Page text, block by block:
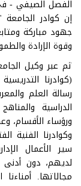
الفصل الصيفي -
إن كوادر
جهود مباركة
وقوة الإرادة
ثم عبر وكيل
(كوادرنا
رسالة العلم
الدراسية
ورؤساء الأقسام،
وكوادرنا الفنية
سير الأعمال
لديهم، دون
مجالاتها.